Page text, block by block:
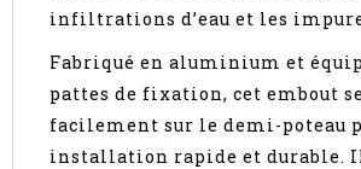
infiltrations d’eau et les
Fabriqué en aluminium et
pattes de fixation, cet embout
facilement sur le demi-poteau
installation rapide et durable.